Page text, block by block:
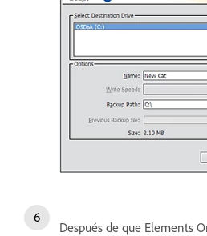
Después de que Elements